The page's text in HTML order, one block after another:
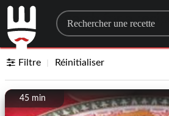
Search for a recipe
Filtre Réinitialiser
45 min